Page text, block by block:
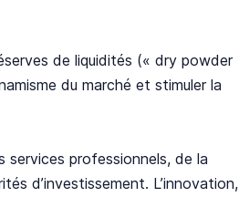
de liquidités (« dry powder
du marché et stimuler la
services professionnels, de la
d’investissement. L’innovation,